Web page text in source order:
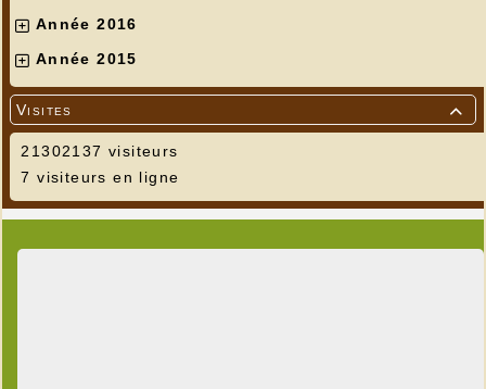
Année 2016
Année 2015

Visites
21302137 visiteurs
7 visiteurs en ligne